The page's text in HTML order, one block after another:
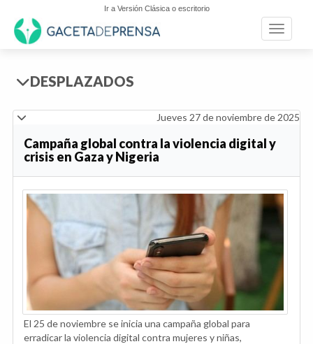
Ir a Versión Clásica o escritorio
Toggle
DESPLAZADOS
Jueves 27 de noviembre de 2025
Campaña global contra la violencia digital y
crisis en Gaza y Nigeria
El 25 de noviembre se inicia una campaña global para
erradicar la violencia digital contra mujeres y niñas,